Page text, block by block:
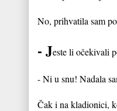
No, prihvatila sam
- Jeste li očekivali
- Ni u snu! Nadala
Čak i na kladionici,